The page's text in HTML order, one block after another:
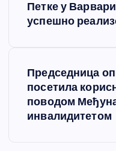
њ
Петке у
успешно
Председница
посетила
поводом
инвалидитетом